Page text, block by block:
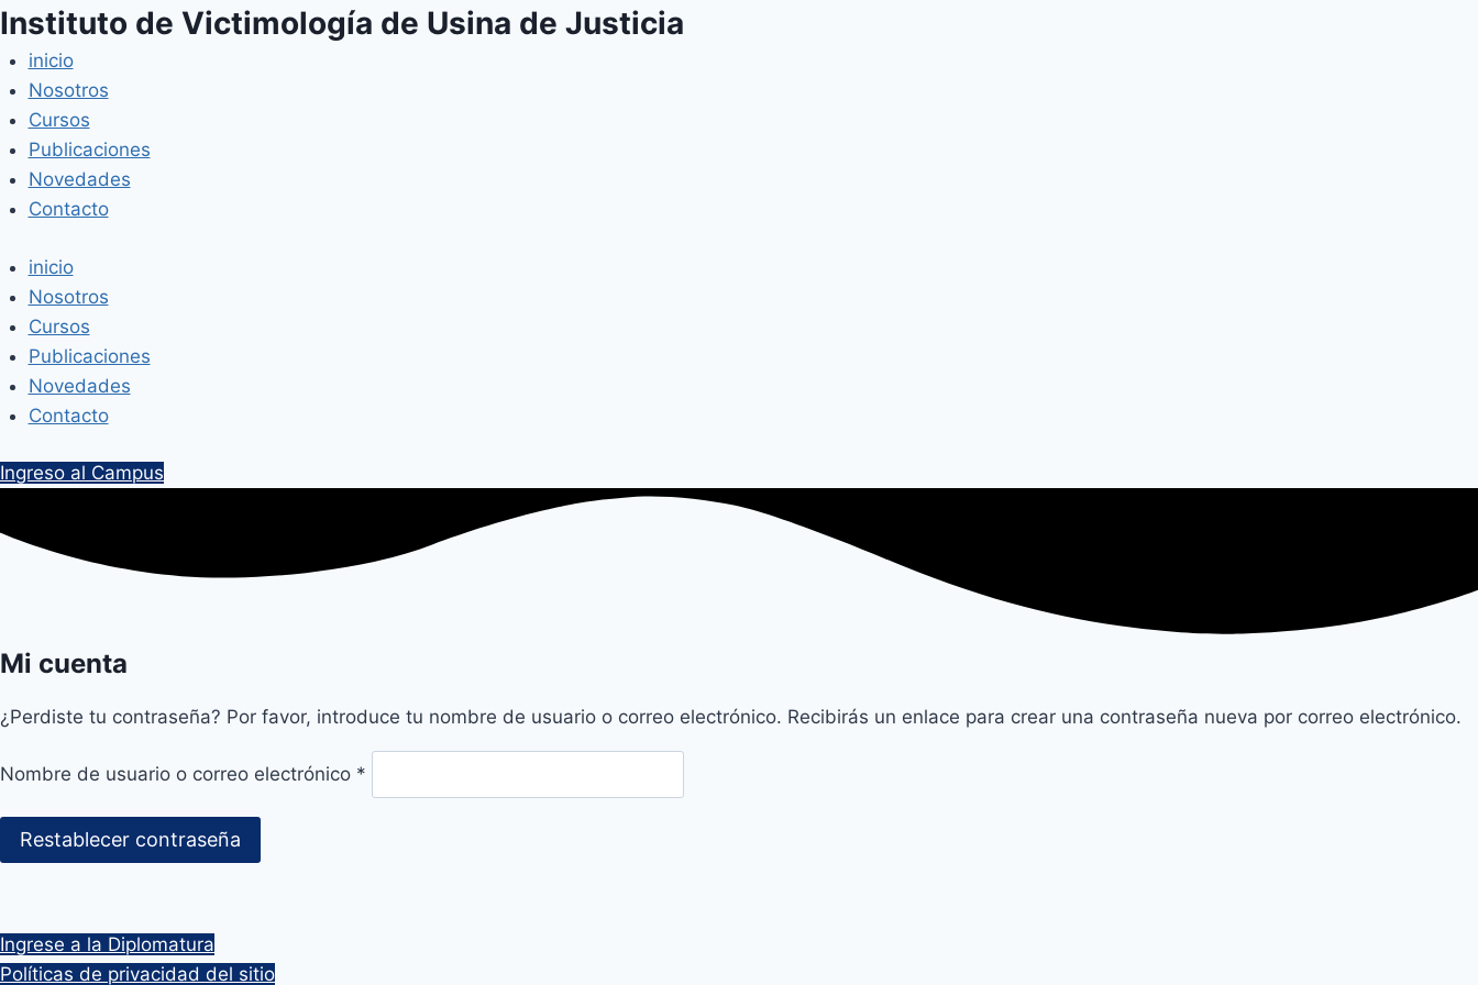
Saltar
contenido
Instituto de Victimología de Usina de Justicia
inicio
Nosotros
Cursos
Publicaciones
Novedades
Contacto
inicio
Nosotros
Cursos
Publicaciones
Novedades
Contacto
Ingreso al Campus
Mi cuenta
¿Perdiste tu contraseña? Por favor, introduce tu nombre de usuario o correo electrónico. Recibirás un enlace para crear una contraseña nueva por correo electrónico.
Nombre de usuario o correo electrónico *
Restablecer contraseña
Ingrese a la Diplomatura
Políticas de privacidad del sitio